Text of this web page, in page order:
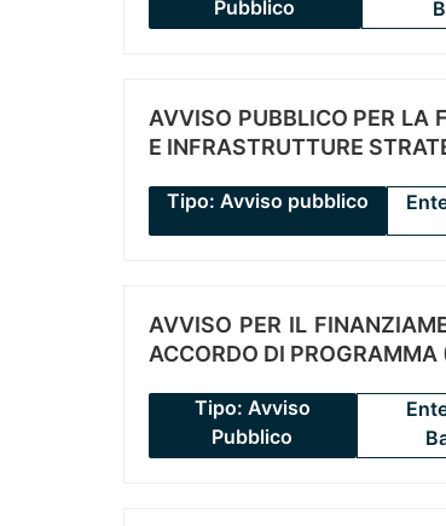
Pubblico
AVVISO PUBBLICO PER LA
E INFRASTRUTTURE
Tipo: Avviso pubblico
AVVISO PER IL
ACCORDO DI
Tipo: Avviso
Pubblico